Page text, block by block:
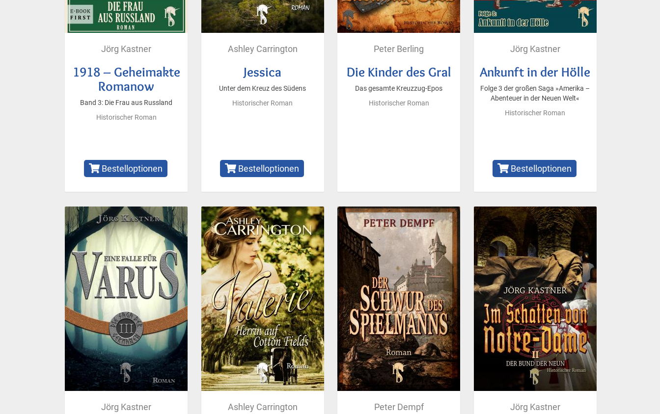
Jörg Kastner
1918 – Geheimakte
Romanow
Band 3: Die Frau aus Russland
Historischer Roman
Bestelloptionen
Ashley Carrington
Jessica
Unter dem Kreuz des Südens
Historischer Roman
Bestelloptionen
Peter Berling
Die Kinder des Gral
Das gesamte Kreuzzug-Epos
Historischer Roman
Jörg Kastner
Ankunft in der Hölle
Folge 3 der großen Saga »Amerika –
Abenteuer in der Neuen Welt«
Historischer Roman
Bestelloptionen
Jörg Kastner Ashley Carrington Peter Dempf Jörg Kastner